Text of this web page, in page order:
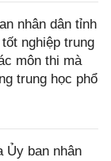
nhân dân tỉnh
nghiệp trung
môn thi mà
trung học phổ
Ủy ban nhân